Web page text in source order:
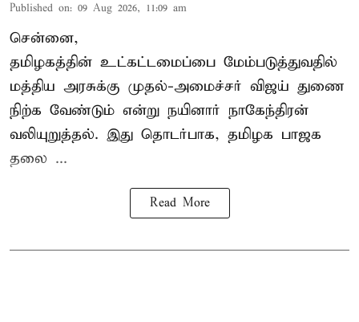
Published on: 09 Aug 2026, 11:09 am
சென்னை,
தமிழகத்தின் உட்கட்டமைப்பை மேம்படுத்துவதில்
மத்திய அரசுக்கு முதல்-அமைச்சர் விஜய் துணை
நிற்க வேண்டும் என்று நயினார் நாகேந்திரன்
வலியுறுத்தல். இது தொடர்பாக, தமிழக பாஜக
தலை ...
Read More